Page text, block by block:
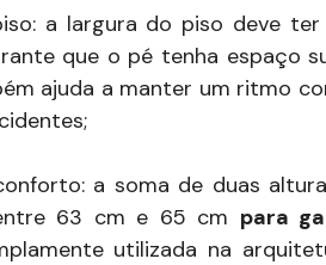
a largura do piso deve
que o pé tenha espaço
ajuda a manter um ritmo
a soma de duas
63 cm e 65 cm para
utilizada na